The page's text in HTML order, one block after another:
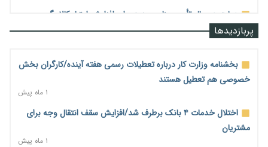
دولت در حال تأمین منابع جدید برای افزایش اعتبار کالابرگ؛
جزئیات به‌زودی اعلام می‌شود
گسترش چتر بیمه‌ای برای مشاغل نوپدید؛ بیش از ۲۸۰ هزار فرهنگی
مدارس غیردولتی بیمه شدند
انتقال ریلی نفت ایران از مسیر افغانستان به چین توجیه اقتصادی
ندارد
پربازدیدها
بخشنامه وزارت کار درباره تعطیلات رسمی هفته آینده/کارگران بخش
خصوصی هم تعطیل هستند
۱ ماه پیش
اختلال خدمات ۴ بانک برطرف شد/افزایش سقف انتقال وجه برای
مشتریان
۱ ماه پیش